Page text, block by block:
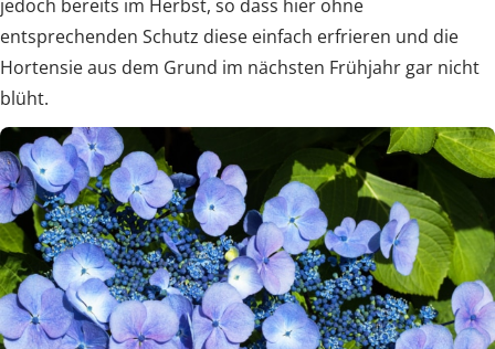
jedoch bereits im Herbst, so dass hier ohne
entsprechenden Schutz diese einfach erfrieren und die
Hortensie aus dem Grund im nächsten Frühjahr gar nicht
blüht.